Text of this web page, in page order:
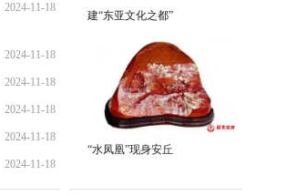
2024-11-18
2024-11-18
2024-11-18
2024-11-18
2024-11-18
2024-11-18
建“东亚文化之都”
“水凤凰”现身安丘